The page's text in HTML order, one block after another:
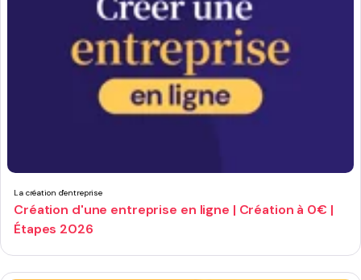
La création d'entreprise
Création d'une entreprise en ligne | Création à 0€ |
Étapes 2026